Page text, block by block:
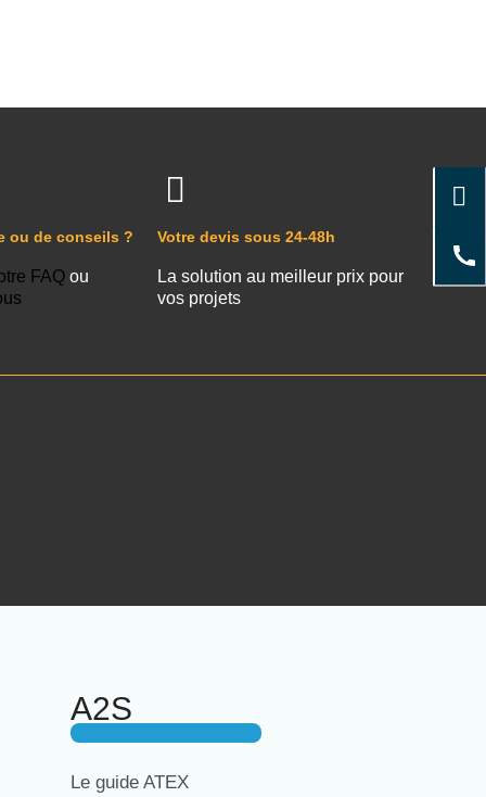
ou de conseils ?
FAQou
Votre devis sous 24-48h
La solution au meilleur prix pour
vos projets
A2S
Le guide ATEX